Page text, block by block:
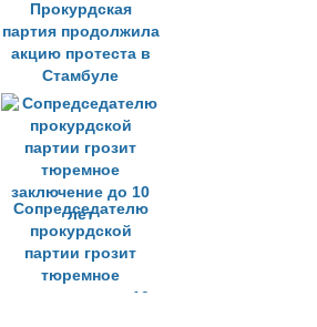
Прокурдская
партия продолжила
акцию протеста в
Стамбуле
Сопредседателю
прокурдской
партии грозит
тюремное
заключение до 10